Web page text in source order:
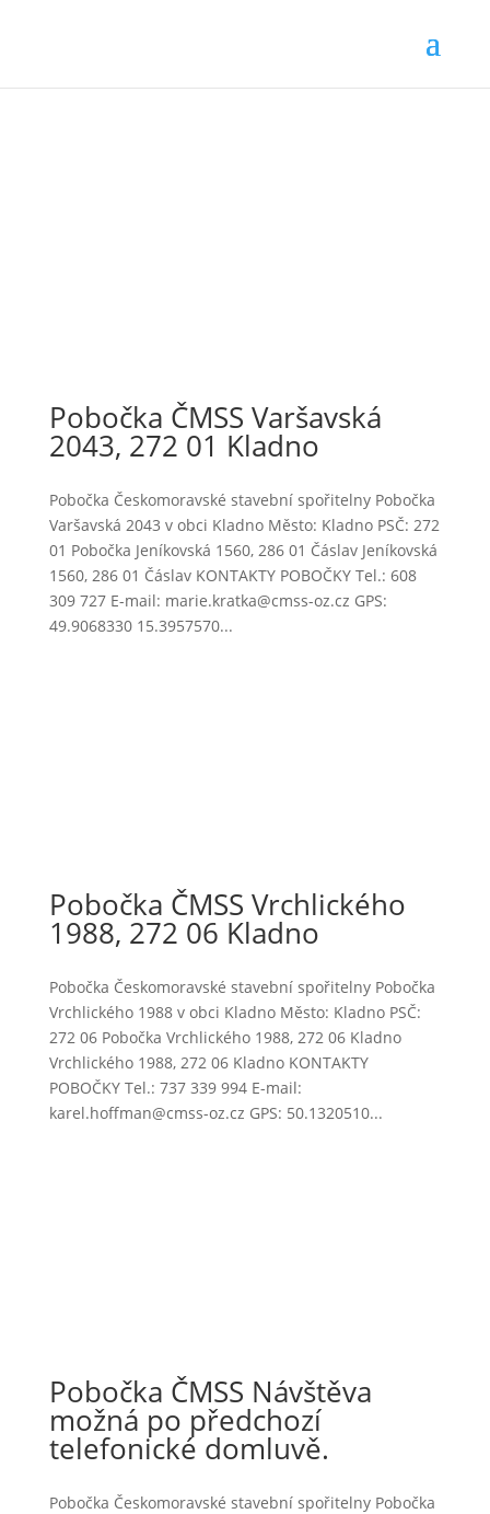
Pobočka ČMSS Varšavská
2043, 272 01 Kladno
Pobočka Českomoravské stavební spořitelny Pobočka
Varšavská 2043 v obci Kladno Město: Kladno PSČ: 272
01 Pobočka Jeníkovská 1560, 286 01 Čáslav Jeníkovská
1560, 286 01 Čáslav KONTAKTY POBOČKY Tel.: 608
309 727 E-mail: marie.kratka@cmss-oz.cz GPS:
49.9068330 15.3957570...
Pobočka ČMSS Vrchlického
1988, 272 06 Kladno
Pobočka Českomoravské stavební spořitelny Pobočka
Vrchlického 1988 v obci Kladno Město: Kladno PSČ:
272 06 Pobočka Vrchlického 1988, 272 06 Kladno
Vrchlického 1988, 272 06 Kladno KONTAKTY
POBOČKY Tel.: 737 339 994 E-mail:
karel.hoffman@cmss-oz.cz GPS: 50.1320510...
Pobočka ČMSS Návštěva
možná po předchozí
telefonické domluvě.
Pobočka Českomoravské stavební spořitelny Pobočka